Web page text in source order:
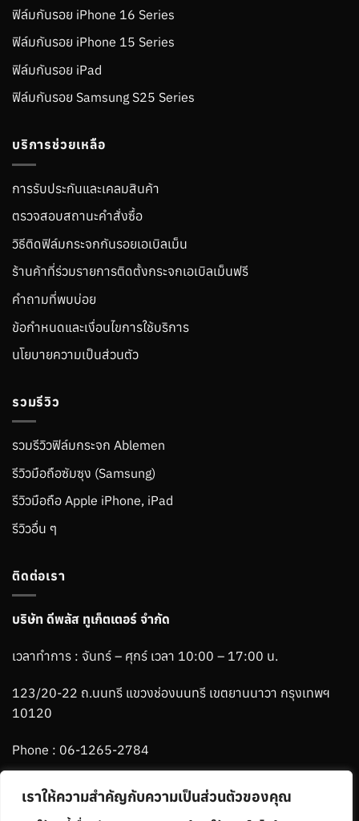
เราให้ความสำคัญกับความเป็นส่วนตัวของคุณ
ฟิล์มกันรอย iPhone 16 Series
ฟิล์มกันรอย iPhone 15 Series
ฟิล์มกันรอย iPad
ฟิล์มกันรอย Samsung S25 Series
บริการช่วยเหลือ
การรับประกันและเคลมสินค้า
ตรวจสอบสถานะคำสั่งซื้อ
วิธีติดฟิล์มกระจกกันรอยเอเบิลเม็น
ร้านค้าที่ร่วมรายการติดตั้งกระจกเอเบิลเม็นฟรี
คำถามที่พบบ่อย
ข้อกำหนดและเงื่อนไขการใช้บริการ
นโยบายความเป็นส่วนตัว
รวมรีวิว
รวมรีวิวฟิล์มกระจก Ablemen
รีวิวมือถือซัมซุง (Samsung)
รีวิวมือถือ Apple iPhone, iPad
รีวิวอื่น ๆ
ติดต่อเรา
บริษัท ดีพลัส ทูเก็ตเตอร์ จำกัด
เวลาทำการ : จันทร์ – ศุกร์ เวลา 10:00 – 17:00 น.
123/20-22 ถ.นนทรี แขวงช่องนนทรี เขตยานนาวา กรุงเทพฯ
10120
Phone : 06-1265-2784
Line :@ablemenbrand